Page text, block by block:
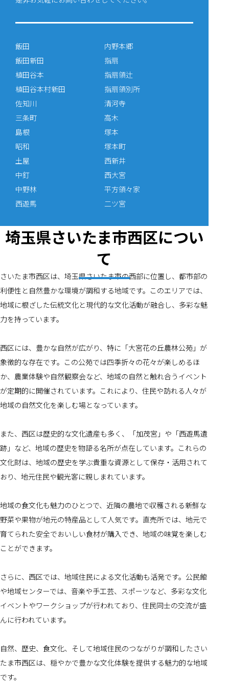
飯田
飯田新田
植田谷本
植田谷本村新田
内野本郷
指扇
指扇領辻
指扇領別所
佐知川
三条町
島根
昭和
清河寺
高木
塚本
塚本町
土屋
中釘
中野林
西遊馬
西新井
西大宮
平方領々家
二ツ宮
埼玉県さいたま市西区につい
て
さいたま市西区は、埼玉県さいたま市の西部に位置し、都市部の
利便性と自然豊かな環境が調和する地域です。このエリアでは、
地域に根ざした伝統文化と現代的な文化活動が融合し、多彩な魅
力を持っています。
西区には、豊かな自然が広がり、特に「大宮花の丘農林公苑」が
象徴的な存在です。この公苑では四季折々の花々が楽しめるほ
か、農業体験や自然観察会など、地域の自然と触れ合うイベント
が定期的に開催されています。これにより、住民や訪れる人々が
地域の自然文化を楽しむ場となっています。
また、西区は歴史的な文化遺産も多く、「加茂宮」や「西遊馬遺
跡」など、地域の歴史を物語る名所が点在しています。これらの
文化財は、地域の歴史を学ぶ貴重な資源として保存・活用されて
おり、地元住民や観光客に親しまれています。
地域の食文化も魅力のひとつで、近隣の農地で収穫される新鮮な
野菜や果物が地元の特産品として人気です。直売所では、地元で
育てられた安全でおいしい食材が購入でき、地域の味覚を楽しむ
ことができます。
さらに、西区では、地域住民による文化活動も活発です。公民館
や地域センターでは、音楽や手工芸、スポーツなど、多彩な文化
イベントやワークショップが行われており、住民同士の交流が盛
んに行われています。
自然、歴史、食文化、そして地域住民のつながりが調和したさい
たま市西区は、穏やかで豊かな文化体験を提供する魅力的な地域
です。